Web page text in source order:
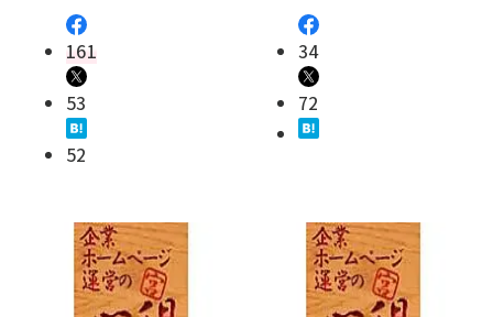
161
53
52
34
72